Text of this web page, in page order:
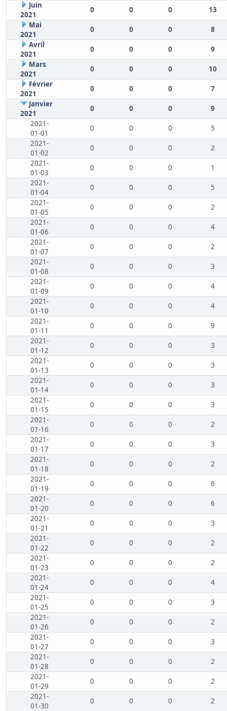
Juin
2021
0 0 0
13
Mai
2021
0 0 0
8
Avril
2021
0 0 0
9
Mars
2021
0 0 0
10
Février
2021
0 0 0
7
Janvier
2021
0 0 0
9
2021-
01-01
0 0 0
5
2021-
01-02
0 0 0
2
2021-
01-03
0 0 0
1
2021-
01-04
0 0 0
5
2021-
01-05
0 0 0
2
2021-
01-06
0 0 0
4
2021-
01-07
0 0 0
2
2021-
01-08
0 0 0
3
2021-
01-09
0 0 0
4
2021-
01-10
0 0 0
4
2021-
01-11
0 0 0
9
2021-
01-12
0 0 0
3
2021-
01-13
0 0 0
3
2021-
01-14
0 0 0
3
2021-
01-15
0 0 0
3
2021-
01-16
0 0 0
2
2021-
01-17
0 0 0
3
2021-
01-18
0 0 0
2
2021-
01-19
0 0 0
6
2021-
01-20
0 0 0
6
2021-
01-21
0 0 0
3
2021-
01-22
0 0 0
2
2021-
01-23
0 0 0
2
2021-
01-24
0 0 0
4
2021-
01-25
0 0 0
3
2021-
01-26
0 0 0
2
2021-
01-27
0 0 0
3
2021-
01-28
0 0 0
2
2021-
01-29
0 0 0
2
2021-
01-30
0 0 0
2